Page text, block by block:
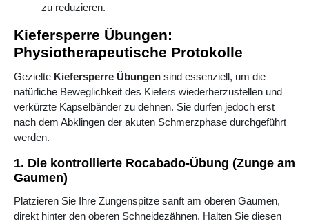
zu reduzieren.
Kiefersperre Übungen:
Physiotherapeutische Protokolle
Gezielte Kiefersperre Übungen sind essenziell, um die
natürliche Beweglichkeit des Kiefers wiederherzustellen und
verkürzte Kapselbänder zu dehnen. Sie dürfen jedoch erst
nach dem Abklingen der akuten Schmerzphase durchgeführt
werden.
1. Die kontrollierte Rocabado-Übung (Zunge am
Gaumen)
Platzieren Sie Ihre Zungenspitze sanft am oberen Gaumen,
direkt hinter den oberen Schneidezähnen. Halten Sie diesen